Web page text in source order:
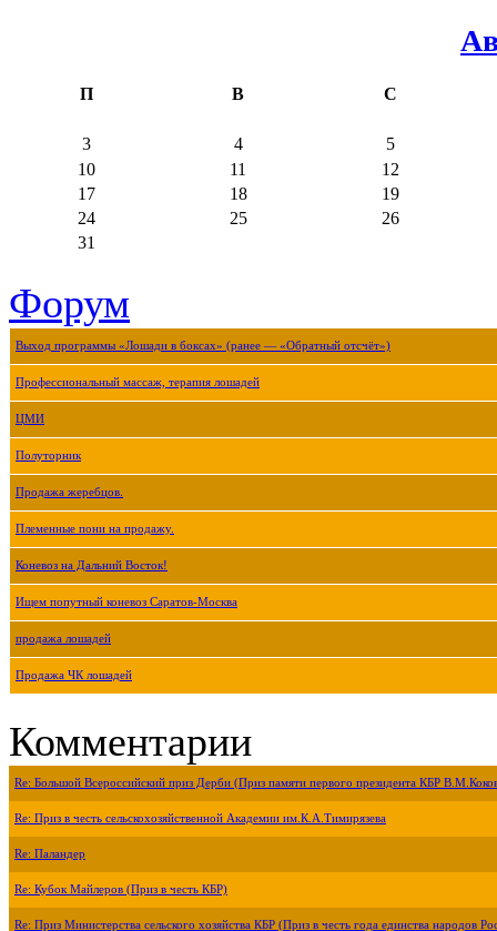
П В С
3 4
5
10
11
12
17
18
19
24
25
26
31
Форум
Выход программы «Лошади в боксах» (ранее — «Обратный отсчёт»)
Профессиональный массаж, терапия лошадей
ЦМИ
Полуторник
Продажа жеребцов.
Племенные пони на продажу.
Коневоз на Дальний Восток!
Ищем попутный коневоз Саратов-Москва
продажа лошадей
Продажа ЧК лошадей
Комментарии
Re: Большой Всероссийский приз Дерби (Приз памяти первого президента КБР
Re: Приз в честь сельскохозяйственной Академии им.К.А.Тимирязева
Re: Паландер
Re: Кубок Майлеров (Приз в честь КБР)
Re: Приз Министерства сельского хозяйства КБР (Приз в честь года единства народов